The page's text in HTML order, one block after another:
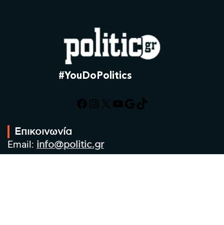
#YouDoPolitics
Facebook
Instagram
X YouTube
Google
TikTok
Επικοινωνία
Email: info@politic.gr
Τηλ: